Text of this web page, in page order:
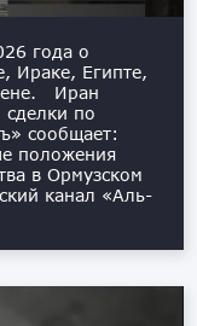
года о
Ираке, Египте,
Иран
по
сообщает:
положения
в Ормузском
канал «Аль-